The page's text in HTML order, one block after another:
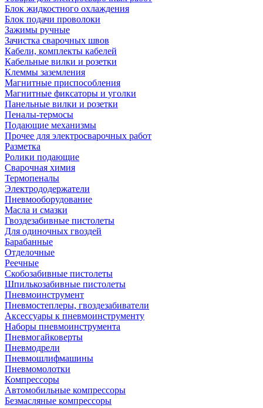
Блок жидкостного охлаждения
Блок подачи проволоки
Зажимы ручные
Зачистка сварочных швов
Кабели, комплекты кабелей
Кабельные вилки и розетки
Клеммы заземления
Магнитные приспособления
Магнитные фиксаторы и уголки
Панельные вилки и розетки
Пеналы-термосы
Подающие механизмы
Прочее для электросварочных работ
Разметка
Ролики подающие
Сварочная химия
Термопеналы
Электрододержатели
Пневмооборудование
Масла и смазки
Гвоздезабивные пистолеты
Для одиночных гвоздей
Барабанные
Отделочные
Реечные
Скобозабивные пистолеты
Шпилькозабивные пистолеты
Пневмоинструмент
Пневмостеплеры, гвоздезабиватели
Аксессуары к пневмоинструменту
Наборы пневмоинструмента
Пневмогайковерты
Пневмодрели
Пневмошлифмашины
Пневмомолотки
Компрессоры
Автомобильные компрессоры
Безмасляные компрессоры